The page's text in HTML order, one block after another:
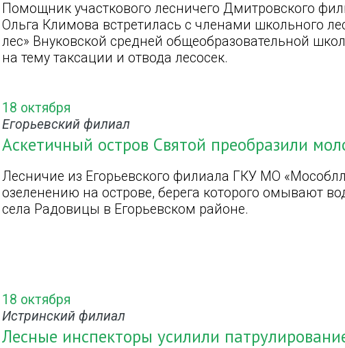
Помощник участкового лесничего Дмитровского
Ольга Климова встретилась с членами школьного
лес» Внуковской средней общеобразовательной
на тему таксации и отвода лесосек.
18 октября
Егорьевский филиал
Аскетичный остров Святой преобразили
Лесничие из Егорьевского филиала ГКУ МО
озеленению на острове, берега которого омывают
села Радовицы в Егорьевском районе.
18 октября
Истринский филиал
Лесные инспекторы усилили